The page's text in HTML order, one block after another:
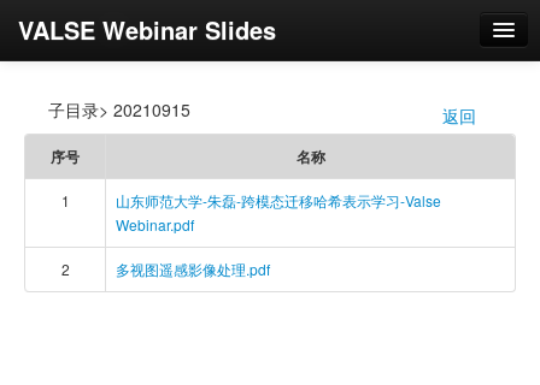
VALSE Webinar Slides
/
子目录> 20210915 返回
序号 名称
1
山东师范大学-朱磊-跨模态迁移哈希表示学习-Valse
Webinar.pdf
2 多视图遥感影像处理.pdf